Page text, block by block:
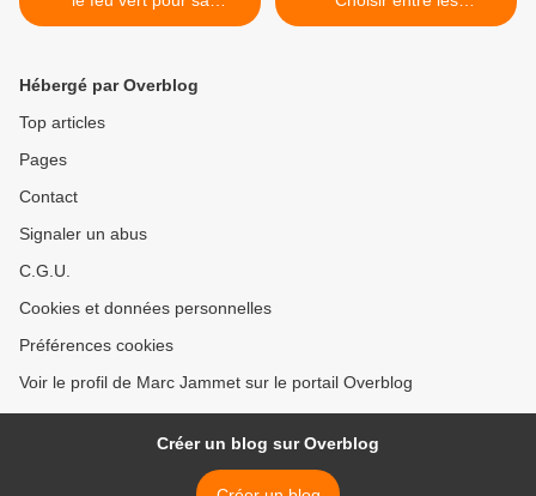
destruction
actionnaires et les usagers
Hébergé par Overblog
Top articles
Pages
Contact
Signaler un abus
C.G.U.
Cookies et données personnelles
Préférences cookies
Voir le profil de Marc Jammet sur le portail Overblog
Créer un blog sur Overblog